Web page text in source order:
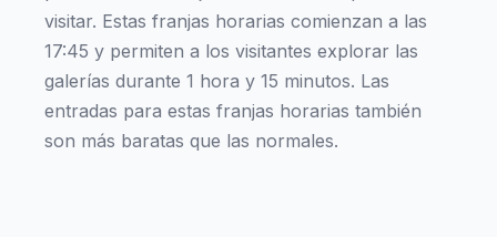
visitar. Estas franjas horarias comienzan a las
17:45 y permiten a los visitantes explorar las
galerías durante 1 hora y 15 minutos. Las
entradas para estas franjas horarias también
son más baratas que las normales.